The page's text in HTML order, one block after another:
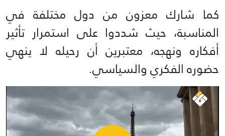
كما شارك معزون من دول مختلفة في
المناسبة، حيث شددوا على استمرار تأثير
أفكاره ونهجه، معتبرين أن رحيله لا ينهي
حضوره الفكري والسياسي.